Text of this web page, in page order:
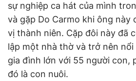
sự nghiệp ca hát của mình
và gặp Do Carmo khi ông này
vị thành niên. Cặp đôi này đã
lập một nhà thờ và trở nên
gia đình lớn với 55 người con,
đó là con nuôi.